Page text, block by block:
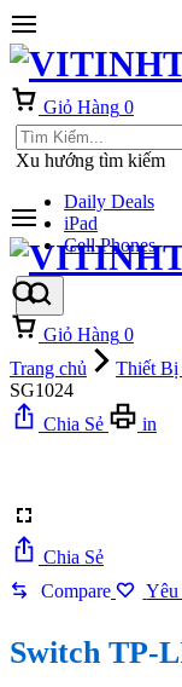
Giỏ Hàng 0
Xu hướng tìm kiếm
Daily Deals
iPad
Cell Phones
Giỏ Hàng 0
Trang chủ
Thiết Bị
SG1024
Chia Sẻ
in
Chia Sẻ
Compare
Yêu
Switch TP-